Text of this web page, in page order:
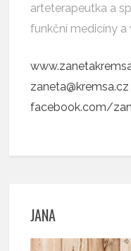
arteterapeutka a
funkční medicíny a
zaneta@kremsa.cz
facebook.com/
JANA